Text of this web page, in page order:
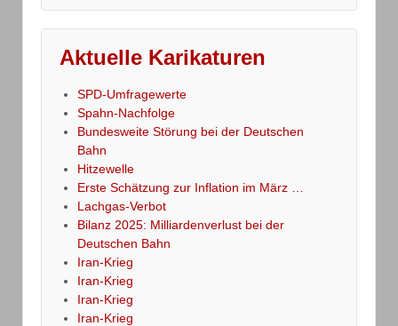
Aktuelle Karikaturen
SPD-Umfragewerte
Spahn-Nachfolge
Bundesweite Störung bei der Deutschen
Bahn
Hitzewelle
Erste Schätzung zur Inflation im März …
Lachgas-Verbot
Bilanz 2025: Milliardenverlust bei der
Deutschen Bahn
Iran-Krieg
Iran-Krieg
Iran-Krieg
Iran-Krieg